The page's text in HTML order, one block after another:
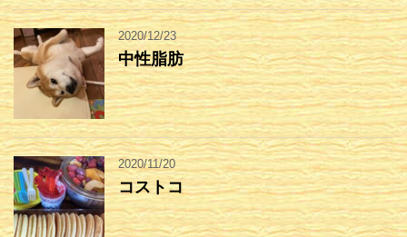
2020/12/23
中性脂肪
2020/11/20
コストコ